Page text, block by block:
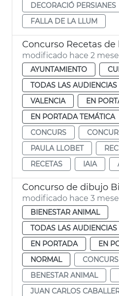
DECORACIÓ PERSIANES
FALLA DE LA LLUM
Concurso Recetas
modificado hace 2
AYUNTAMIENTO
TODAS LAS AUDIENCIAS
VALENCIA
EN
EN PORTADA TEMÁTICA
CONCURS
PAULA LLOBET
RECETAS
IAIA
modificado hace 3
BIENESTAR ANIMAL
TODAS LAS AUDIENCIAS
EN PORTADA
EN
NORMAL
CONCURS
BENESTAR ANIMAL
JUAN CARLOS